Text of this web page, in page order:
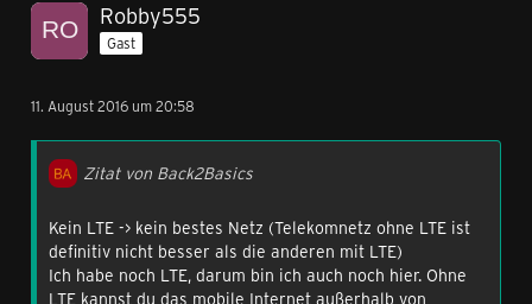
Robby555
Gast
11. August 2016 um 20:58
Zitat von Back2Basics
Kein LTE -> kein bestes Netz (Telekomnetz ohne LTE ist
definitiv nicht besser als die anderen mit LTE)
Ich habe noch LTE, darum bin ich auch noch hier. Ohne
LTE kannst du das mobile Internet außerhalb von